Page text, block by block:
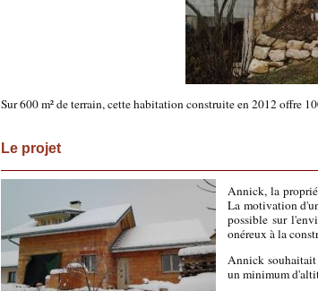
Sur 600 m² de terrain, cette habitation construite en 2012 offre
Le projet
Annick, la
La motivation
possible sur
onéreux à la
Annick souhaitait
un minimum